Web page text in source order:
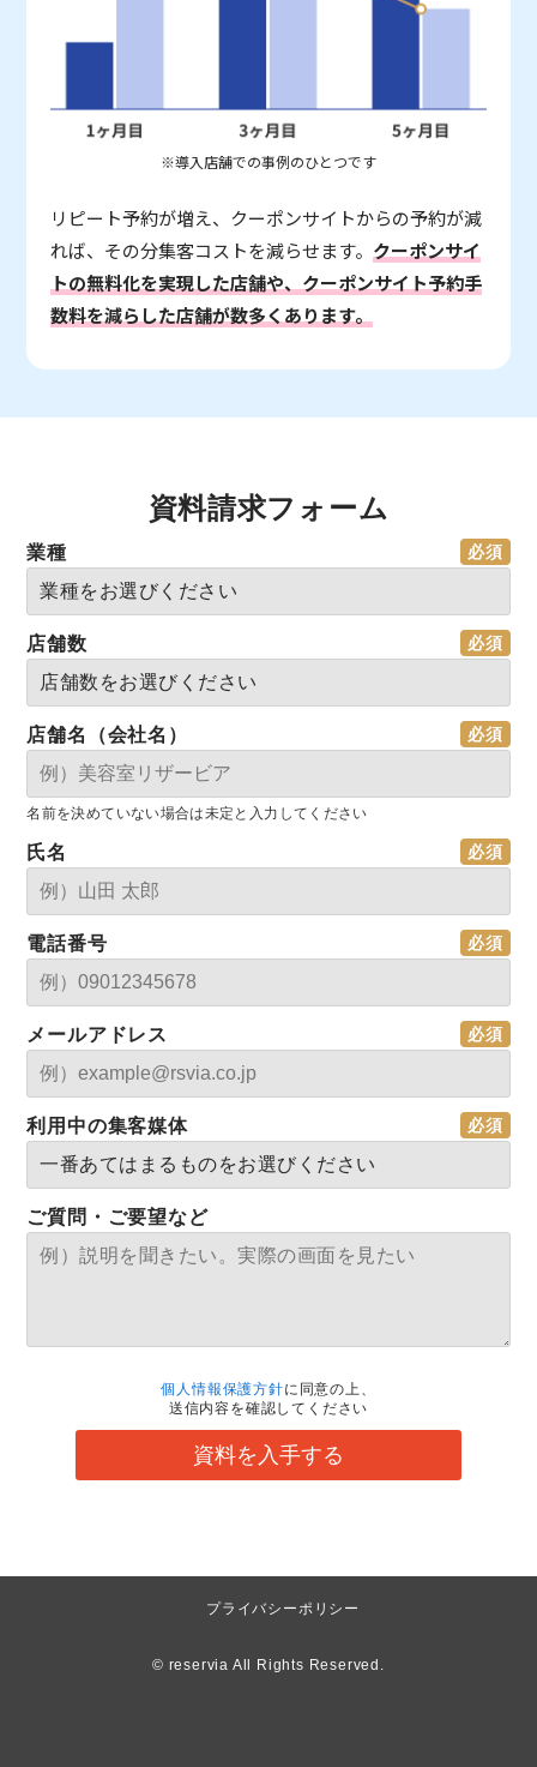
※導入店舗での事例のひとつです
リピート予約が増え、クーポンサイトからの予約が減
れば、その分集客コストを減らせます。クーポンサイ
トの無料化を実現した店舗や、クーポンサイト予約手
数料を減らした店舗が数多くあります。
資料請求フォーム
業種
店舗数
店舗名（会社名）
名前を決めていない場合は未定と入力してください
氏名
電話番号
メールアドレス
利用中の集客媒体
ご質問・ご要望など
個人情報保護方針に同意の上、
送信内容を確認してください
資料を入手する
プライバシーポリシー
© reservia All Rights Reserved.